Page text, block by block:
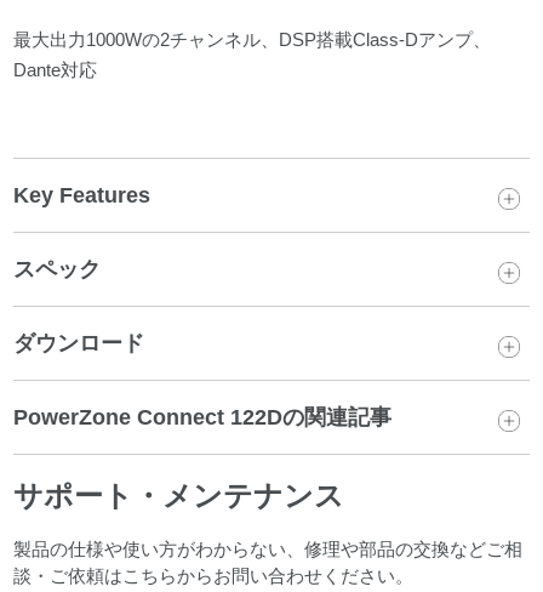
最大出力1000Wの2チャンネル、DSP搭載Class-Dアンプ、
Dante対応
Key Features
スペック
ダウンロード
PowerZone Connect 122Dの関連記事
サポート・メンテナンス
製品の仕様や使い方がわからない、修理や部品の交換などご相
談・ご依頼はこちらからお問い合わせください。